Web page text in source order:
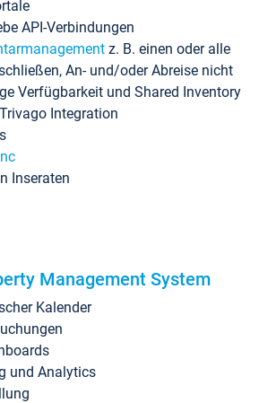
API-Verbindungen
z. B. einen oder alle
An- und/oder Abreise nicht
Verfügbarkeit und Shared Inventory
Integration
Inseraten
Management System
Kalender
und Analytics